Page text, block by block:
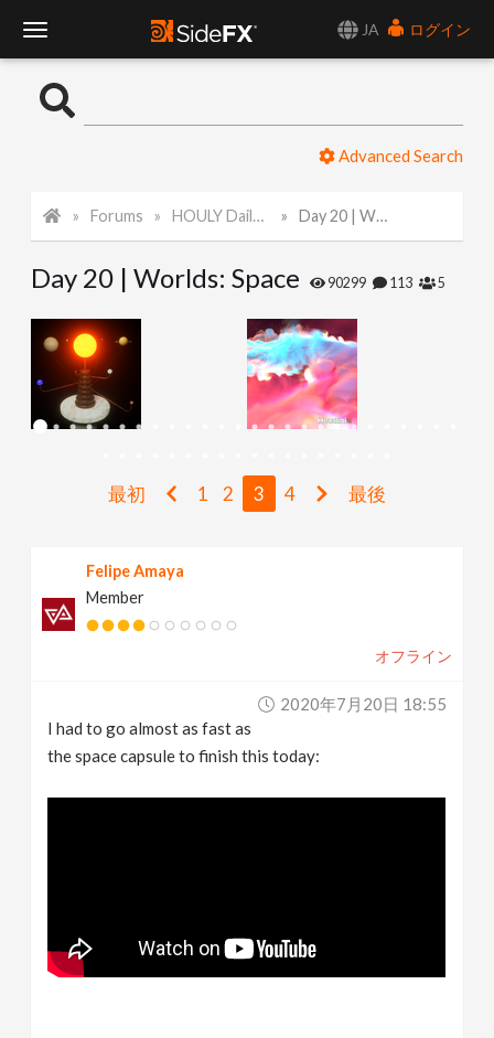
JA
ログイン
o
l
g
Advanced Search
Forums HOULY Daily Challenge Day 20 | Worlds: Space
Day 20 | Worlds: Space 90299 113 5
最初 1 2 3 4 最後
Felipe Amaya
Member
オフライン
2020年7月20日 18:55
I had to go almost as fast as
the space capsule to finish this today: